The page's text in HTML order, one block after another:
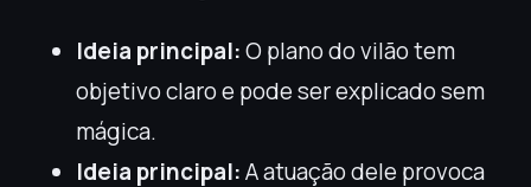
Ideia principal:O plano do vilão tem
objetivo claro e pode ser explicado sem
mágica.
Ideia principal:A atuação dele provoca